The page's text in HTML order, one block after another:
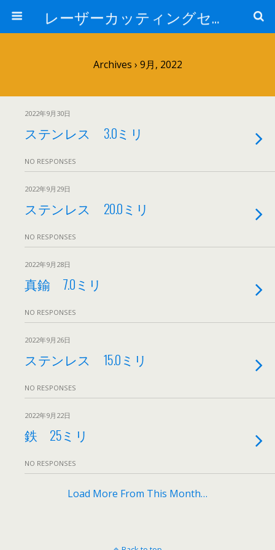
レーザーカッティングセンター 株式会社 中本鉄工所
Archives › 9月, 2022
2022年9月30日
ステンレス 3.0ミリ
NO RESPONSES
2022年9月29日
ステンレス 20.0ミリ
NO RESPONSES
2022年9月28日
真鍮 7.0ミリ
NO RESPONSES
2022年9月26日
ステンレス 15.0ミリ
NO RESPONSES
2022年9月22日
鉄 25ミリ
NO RESPONSES
Load More From This Month…